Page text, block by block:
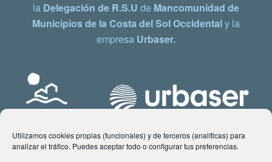
Utilizamos cookies propias (funcionales) y de terceros (analíticas) para
analizar el tráfico. Puedes aceptar todo o configurar tus preferencias.
la Delegación de R.S.U de Mancomunidad de
Municipios de la Costa del Sol Occidentaly la
empresa Urbaser.